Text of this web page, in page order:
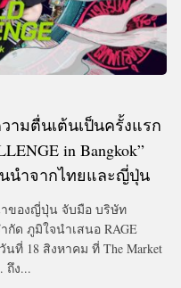
ามตื่นเต้นเป็นครั้งแรก
in Bangkok”
นนำจากไทยและญี่ปุ่น
ของญี่ปุ่น จับมือ บริษัท
กัด ภูมิใจนำเสนอ RAGE
นที่ 18 สิงหาคม ที่ The Market
ถึง...